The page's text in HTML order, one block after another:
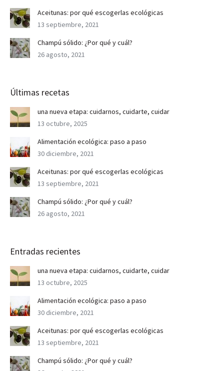
Aceitunas: por qué escogerlas ecológicas
13 septiembre, 2021
Champú sólido: ¿Por qué y cuál?
26 agosto, 2021
Últimas recetas
una nueva etapa: cuidarnos, cuidarte, cuidar
13 octubre, 2025
Alimentación ecológica: paso a paso
30 diciembre, 2021
Aceitunas: por qué escogerlas ecológicas
13 septiembre, 2021
Champú sólido: ¿Por qué y cuál?
26 agosto, 2021
Entradas recientes
una nueva etapa: cuidarnos, cuidarte, cuidar
13 octubre, 2025
Alimentación ecológica: paso a paso
30 diciembre, 2021
Aceitunas: por qué escogerlas ecológicas
13 septiembre, 2021
Champú sólido: ¿Por qué y cuál?